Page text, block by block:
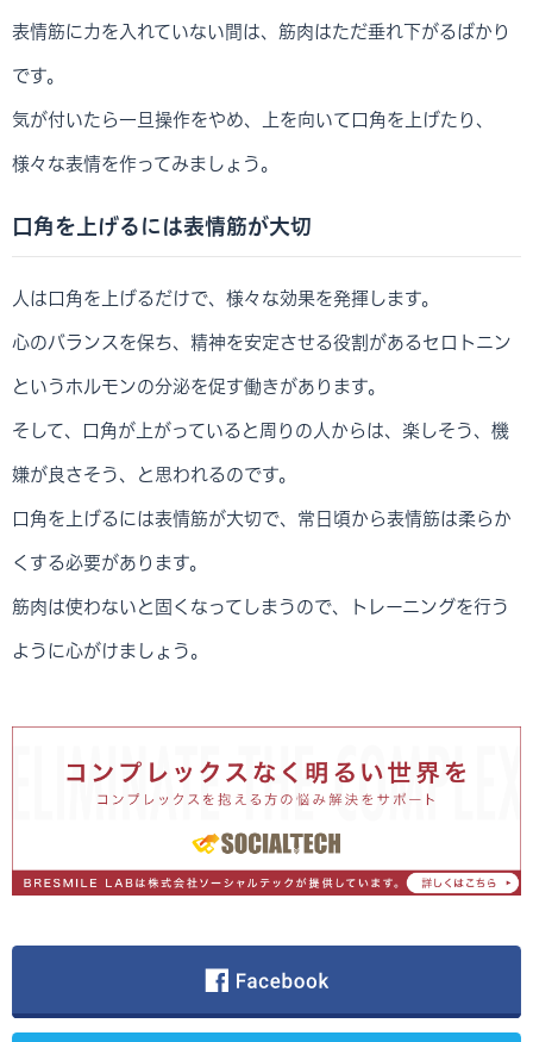
表情筋に力を入れていない間は、筋肉はただ垂れ下がるばかり
です。
気が付いたら一旦操作をやめ、上を向いて口角を上げたり、
様々な表情を作ってみましょう。
口角を上げるには表情筋が大切
人は口角を上げるだけで、様々な効果を発揮します。
心のバランスを保ち、精神を安定させる役割があるセロトニン
というホルモンの分泌を促す働きがあります。
そして、口角が上がっていると周りの人からは、楽しそう、機
嫌が良さそう、と思われるのです。
口角を上げるには表情筋が大切で、常日頃から表情筋は柔らか
くする必要があります。
筋肉は使わないと固くなってしまうので、トレーニングを行う
ように心がけましょう。